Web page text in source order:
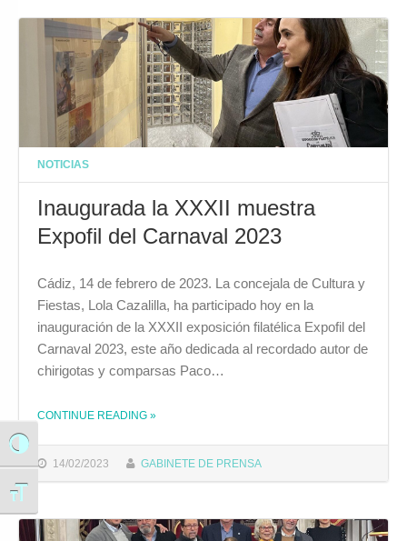
Alternar alto contraste
Alternar tamaño de letra
NOTICIAS
Inaugurada la XXXII muestra
Expofil del Carnaval 2023
14/02/2023 GABINETE DE PRENSA
Cádiz, 14 de febrero de 2023. La concejala de Cultura y
Fiestas, Lola Cazalilla, ha participado hoy en la
inauguración de la XXXII exposición filatélica Expofil del
Carnaval 2023, este año dedicada al recordado autor de
chirigotas y comparsas Paco…
CONTINUE READING »